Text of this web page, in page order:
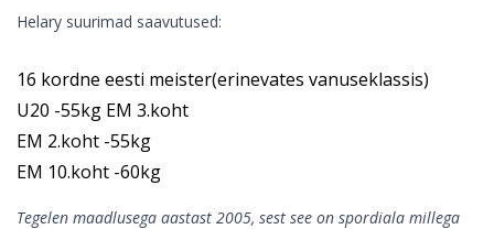
Helary suurimad saavutused:
16 kordne eesti meister(erinevates vanuseklassis)
U20 -55kg EM 3.koht
EM 2.koht -55kg
EM 10.koht -60kg
Tegelen maadlusega aastast 2005, sest see on spordiala millega